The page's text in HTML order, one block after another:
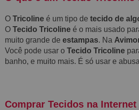
O Tricoline é um tipo de tecido de
O Tecido Tricoline é o mais usado
muito grande de estampas. Na
Você pode usar o Tecido Tricoline
banho, e muito mais. É só usar e
Comprar Tecidos na